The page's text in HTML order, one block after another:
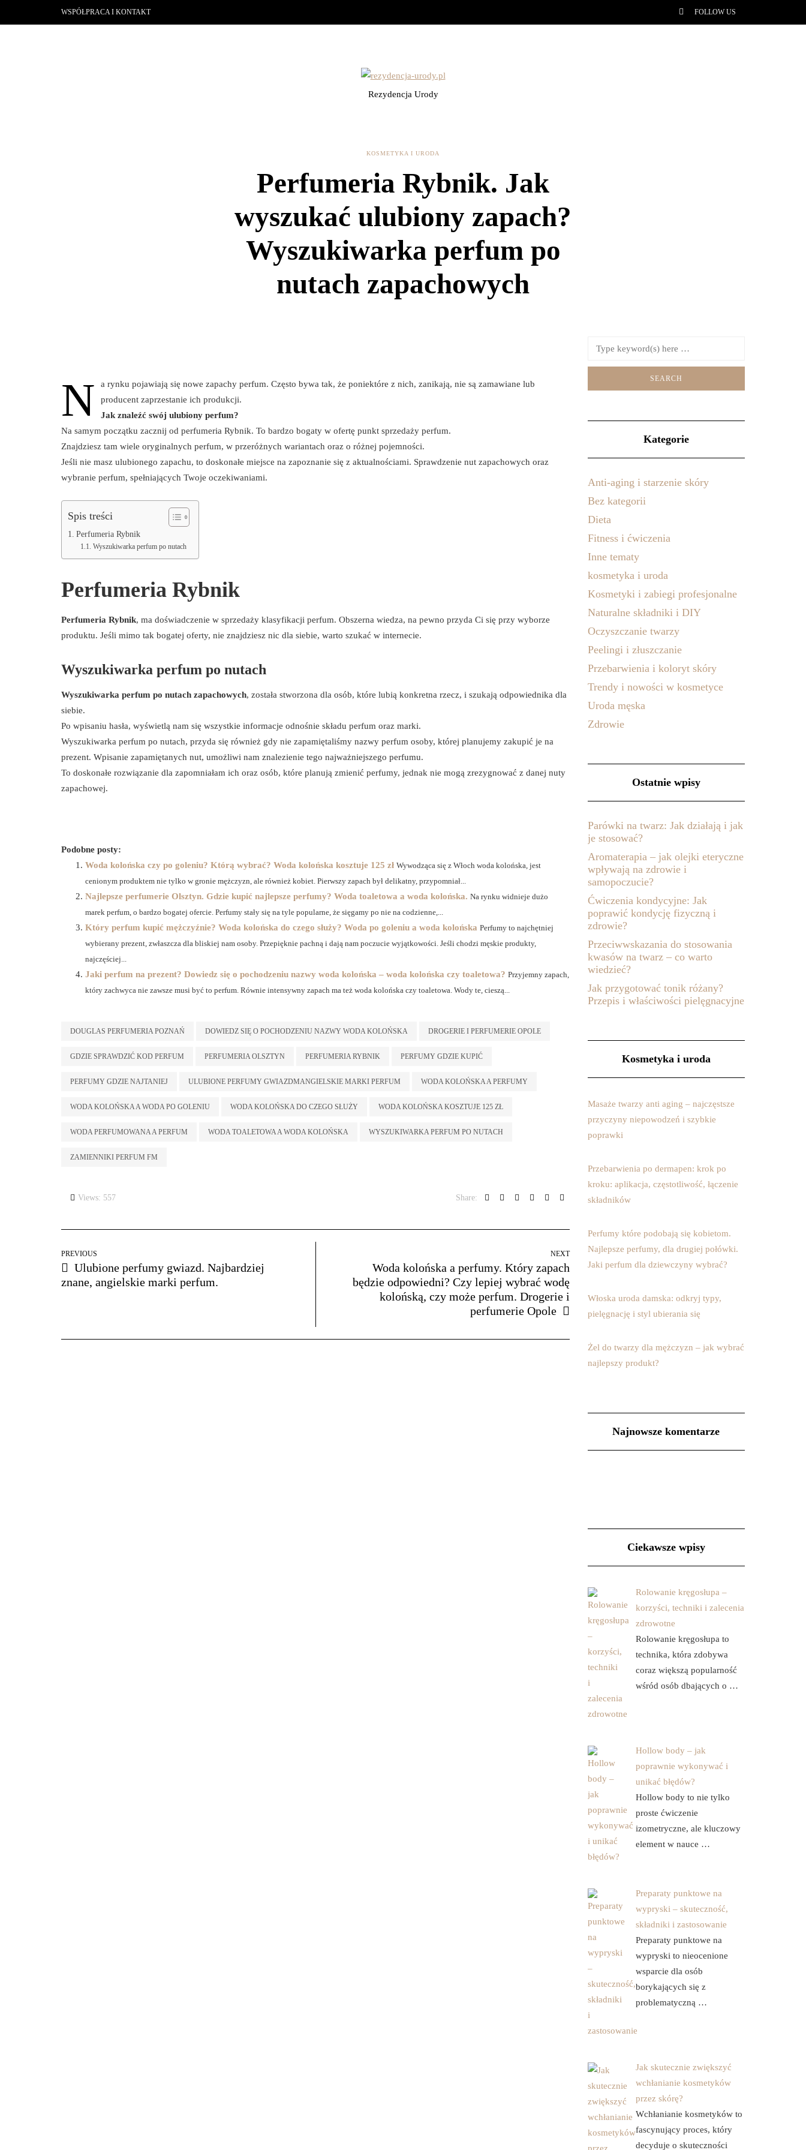
WSPÓŁPRACA I KONTAKT FOLLOW US
Rezydencja Urody
KOSMETYKA I URODA
Perfumeria Rybnik. Jak
wyszukać ulubiony zapach?
Wyszukiwarka perfum po
nutach zapachowych
N
a rynku pojawiają się nowe zapachy perfum. Często bywa tak, że poniektóre z nich, zanikają, nie są zamawiane lub
producent zaprzestanie ich produkcji.
Jak znaleźć swój ulubiony perfum?
Na samym początku zacznij od perfumeria Rybnik. To bardzo bogaty w ofertę punkt sprzedaży perfum.
Znajdziesz tam wiele oryginalnych perfum, w przeróżnych wariantach oraz o różnej pojemności.
Jeśli nie masz ulubionego zapachu, to doskonałe miejsce na zapoznanie się z aktualnościami. Sprawdzenie nut zapachowych oraz
wybranie perfum, spełniających Twoje oczekiwaniami.
Spis treści
Perfumeria Rybnik
Wyszukiwarka perfum po nutach
Perfumeria Rybnik
Perfumeria Rybnik, ma doświadczenie w sprzedaży klasyfikacji perfum. Obszerna wiedza, na pewno przyda Ci się przy wyborze
produktu. Jeśli mimo tak bogatej oferty, nie znajdziesz nic dla siebie, warto szukać w internecie.
Wyszukiwarka perfum po nutach
Wyszukiwarka perfum po nutach zapachowych, została stworzona dla osób, które lubią konkretna rzecz, i szukają odpowiednika dla
siebie.
Po wpisaniu hasła, wyświetlą nam się wszystkie informacje odnośnie składu perfum oraz marki.
Wyszukiwarka perfum po nutach, przyda się również gdy nie zapamiętaliśmy nazwy perfum osoby, której planujemy zakupić je na
prezent. Wpisanie zapamiętanych nut, umożliwi nam znalezienie tego najważniejszego perfumu.
To doskonałe rozwiązanie dla zapomniałam ich oraz osób, które planują zmienić perfumy, jednak nie mogą zrezygnować z danej nuty
zapachowej.
Podobne posty:
Woda kolońska czy po goleniu? Którą wybrać? Woda kolońska kosztuje 125 zł Wywodząca się z Włoch woda kolońska, jest
cenionym produktem nie tylko w gronie mężczyzn, ale również kobiet. Pierwszy zapach był delikatny, przypomniał...
Najlepsze perfumerie Olsztyn. Gdzie kupić najlepsze perfumy? Woda toaletowa a woda kolońska. Na rynku widnieje dużo
marek perfum, o bardzo bogatej ofercie. Perfumy stały się na tyle popularne, że sięgamy po nie na codzienne,...
Który perfum kupić mężczyźnie? Woda kolońska do czego służy? Woda po goleniu a woda kolońska Perfumy to najchętniej
wybierany prezent, zwłaszcza dla bliskiej nam osoby. Przepięknie pachną i dają nam poczucie wyjątkowości. Jeśli chodzi męskie produkty,
najczęściej...
Jaki perfum na prezent? Dowiedz się o pochodzeniu nazwy woda kolońska – woda kolońska czy toaletowa? Przyjemny zapach,
który zachwyca nie zawsze musi być to perfum. Równie intensywny zapach ma też woda kolońska czy toaletowa. Wody te, cieszą...
DOUGLAS PERFUMERIA POZNAŃ DOWIEDZ SIĘ O POCHODZENIU NAZWY WODA KOLOŃSKA DROGERIE I PERFUMERIE OPOLE
GDZIE SPRAWDZIĆ KOD PERFUM PERFUMERIA OLSZTYN PERFUMERIA RYBNIK PERFUMY GDZIE KUPIĆ
PERFUMY GDZIE NAJTANIEJ ULUBIONE PERFUMY GWIAZDMANGIELSKIE MARKI PERFUM WODA KOLOŃSKA A PERFUMY
WODA KOLOŃSKA A WODA PO GOLENIU WODA KOLOŃSKA DO CZEGO SŁUŻY WODA KOLOŃSKA KOSZTUJE 125 ZŁ
WODA PERFUMOWANA A PERFUM WODA TOALETOWA A WODA KOLOŃSKA WYSZUKIWARKA PERFUM PO NUTACH
ZAMIENNIKI PERFUM FM
Views: 557 Share:
PREVIOUS
Ulubione perfumy gwiazd. Najbardziej
znane, angielskie marki perfum.
NEXT
Woda kolońska a perfumy. Który zapach
będzie odpowiedni? Czy lepiej wybrać wodę
kolońską, czy może perfum. Drogerie i
perfumerie Opole
Kategorie
Anti-aging i starzenie skóry
Bez kategorii
Dieta
Fitness i ćwiczenia
Inne tematy
kosmetyka i uroda
Kosmetyki i zabiegi profesjonalne
Naturalne składniki i DIY
Oczyszczanie twarzy
Peelingi i złuszczanie
Przebarwienia i koloryt skóry
Trendy i nowości w kosmetyce
Uroda męska
Zdrowie
Ostatnie wpisy
Parówki na twarz: Jak działają i jak
je stosować?
Aromaterapia – jak olejki eteryczne
wpływają na zdrowie i
samopoczucie?
Ćwiczenia kondycyjne: Jak
poprawić kondycję fizyczną i
zdrowie?
Przeciwwskazania do stosowania
kwasów na twarz – co warto
wiedzieć?
Jak przygotować tonik różany?
Przepis i właściwości pielęgnacyjne
Kosmetyka i uroda
Masaże twarzy anti aging – najczęstsze
przyczyny niepowodzeń i szybkie
poprawki
Przebarwienia po dermapen: krok po
kroku: aplikacja, częstotliwość, łączenie
składników
Perfumy które podobają się kobietom.
Najlepsze perfumy, dla drugiej połówki.
Jaki perfum dla dziewczyny wybrać?
Włoska uroda damska: odkryj typy,
pielęgnację i styl ubierania się
Żel do twarzy dla mężczyzn – jak wybrać
najlepszy produkt?
Najnowsze komentarze
Ciekawsze wpisy
Rolowanie kręgosłupa –
korzyści, techniki i zalecenia
zdrowotne
Rolowanie kręgosłupa to
technika, która zdobywa
coraz większą popularność
wśród osób dbających o …
Hollow body – jak
poprawnie wykonywać i
unikać błędów?
Hollow body to nie tylko
proste ćwiczenie
izometryczne, ale kluczowy
element w nauce …
Preparaty punktowe na
wypryski – skuteczność,
składniki i zastosowanie
Preparaty punktowe na
wypryski to nieocenione
wsparcie dla osób
borykających się z
problematyczną …
Jak skutecznie zwiększyć
wchłanianie kosmetyków
przez skórę?
Wchłanianie kosmetyków to
fascynujący proces, który
decyduje o skuteczności